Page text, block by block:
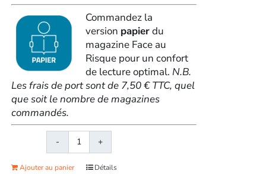
Commandez la
version papierdu
magazine Face au
Risque pour un confort
de lecture optimal. N.B.
Les frais de port sont de 7,50 € TTC, quel
que soit le nombre de magazines
commandés.
quantité
de
Ajouter au panier Détails